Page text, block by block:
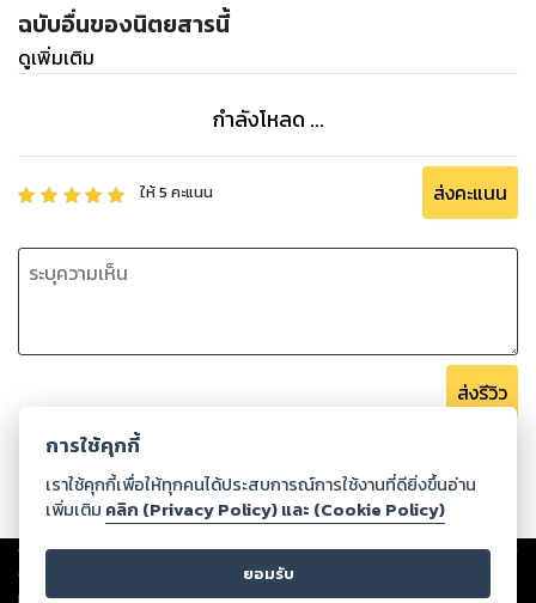
ฉบับอื่นของนิตยสารนี้
ดูเพิ่มเติม
กำลังโหลด ...
ให้5 คะแนน ส่งคะแนน
ส่งรีวิว
Copyright ©2026Storylog Co., Ltd. - สตอรี่ล็อกขอสงวนสิทธิ์ไม่รับผิดชอบ
ต่อผลงานหรือเนื้อหาใดที่อัปโหลดผ่านเว็บไซต์และปรากฏว่าละเมิดสิทธิใน
ทรัพย์สินทางปัญญาของบุคคลอื่นหรือขัดต่อกฎหมายและศีลธรรม ดังนั้น ผู้อ่าน
การใช้คุกกี้
เราใช้คุกกี้เพื่อให้ทุกคนได้ประสบการณ์การใช้งานที่ดียิ่งขึ้นอ่าน
เพิ่มเติม คลิก (Privacy Policy) และ (Cookie Policy)
ยอมรับ